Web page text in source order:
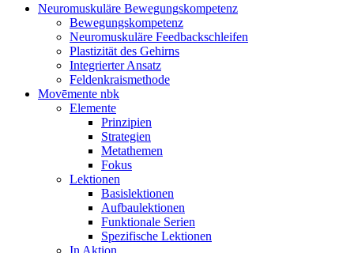
Neuromuskuläre Bewegungskompetenz
Bewegungskompetenz
Neuromuskuläre Feedbackschleifen
Plastizität des Gehirns
Integrierter Ansatz
Feldenkraismethode
Movēmente nbk
Elemente
Prinzipien
Strategien
Metathemen
Fokus
Lektionen
Basislektionen
Aufbaulektionen
Funktionale Serien
Spezifische Lektionen
In Aktion